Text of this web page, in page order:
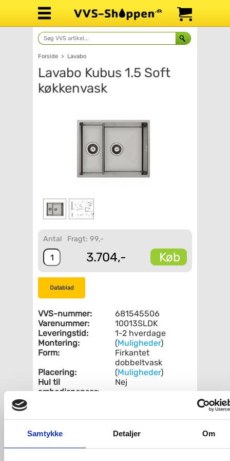
Samtykke Detaljer Om
Forside > Lavabo
Lavabo Kubus 1.5 Soft
køkkenvask
Antal Fragt: 99,-
3.704,- Køb
Datablad
VVS-nummer:
681545506
Varenummer:
10013SLDK
Leveringstid:
1-2 hverdage
Montering:
(Muligheder)
Form:
Firkantet
dobbeltvask
Placering:
(Muligheder)
Hul til
sæbedispenser:
Nej